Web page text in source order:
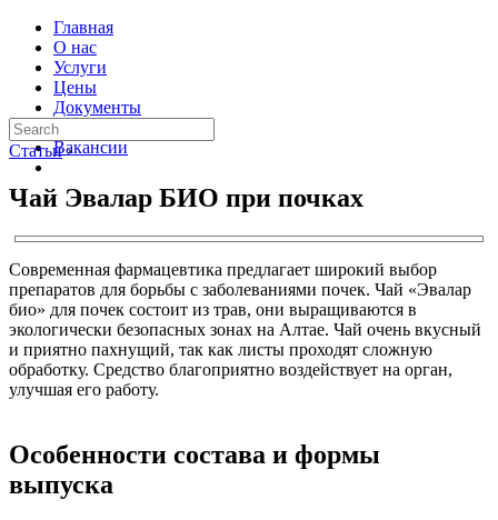
Главная
О нас
Услуги
Цены
Документы
Контакты
Вакансии
Статьи ›
Чай Эвалар БИО при почках
Современная фармацевтика предлагает широкий выбор
препаратов для борьбы с заболеваниями почек. Чай «Эвалар
био» для почек состоит из трав, они выращиваются в
экологически безопасных зонах на Алтае. Чай очень вкусный
и приятно пахнущий, так как листы проходят сложную
обработку. Средство благоприятно воздействует на орган,
улучшая его работу.
Особенности состава и формы
выпуска